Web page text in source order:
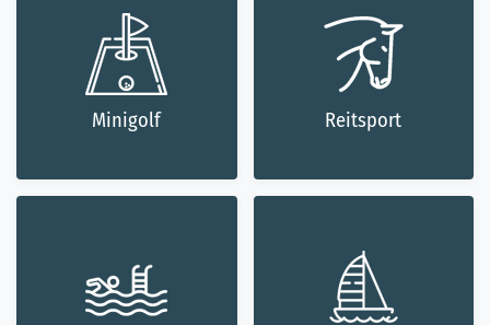
Minigolf Reitsport